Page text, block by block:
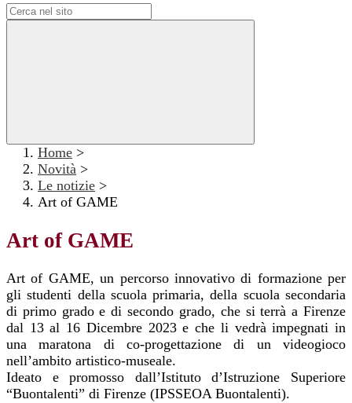
Home >
Novità >
Le notizie >
Art of GAME
Art of GAME
Art of GAME, un percorso innovativo di formazione per
gli studenti della scuola primaria, della scuola secondaria
di primo grado e di secondo grado, che si terrà a Firenze
dal 13 al 16 Dicembre 2023 e che li vedrà impegnati in
una maratona di co-progettazione di un videogioco
nell’ambito artistico-museale.
Ideato e promosso dall’Istituto d’Istruzione Superiore
“Buontalenti” di Firenze (IPSSEOA Buontalenti).